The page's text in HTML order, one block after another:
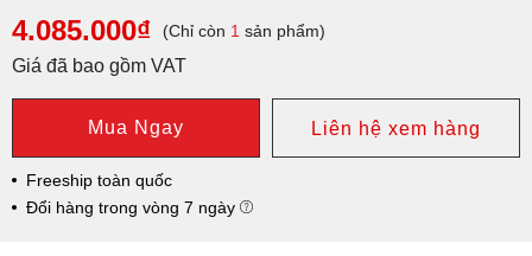
4.085.000₫ (Chỉ còn 1 sản phẩm)
Giá đã bao gồm VAT
Mua Ngay Liên hệ xem hàng
Freeship toàn quốc
Đổi hàng trong vòng 7 ngày